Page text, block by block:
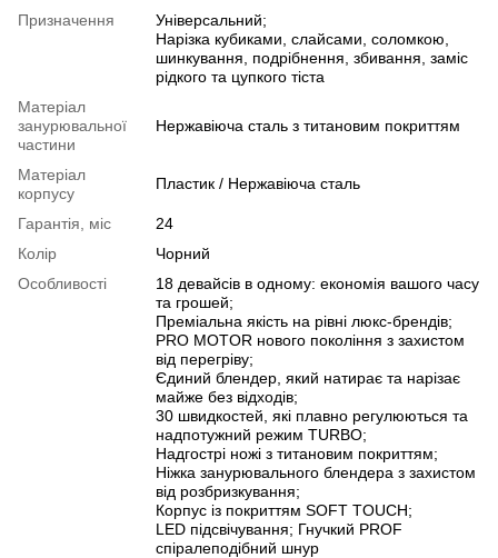
Призначення
Універсальний;
Нарізка кубиками, слайсами, соломкою,
шинкування, подрібнення, збивання, заміс
рідкого та цупкого тіста
Матеріал
занурювальної
частини
Нержавіюча сталь з титановим покриттям
Матеріал
корпусу
Пластик / Нержавіюча сталь
Гарантія, міс
24
Колір
Чорний
Особливості
18 девайсів в одному: економія вашого часу
та грошей;
Премiальна якiсть на рівні люкс-брендів;
PRO MOTOR нового покоління з захистом
від перегріву;
Єдиний блендер, який натирає та нарізає
майже без відходів;
30 швидкостей, які плавно регулюються та
надпотужний режим TURBO;
Надгострі ножі з титановим покриттям;
Ніжка занурювального блендера з захистом
від розбризкування;
Корпус із покриттям SOFT TOUCH;
LED підсвічування; Гнучкий PROF
спіралеподібний шнур